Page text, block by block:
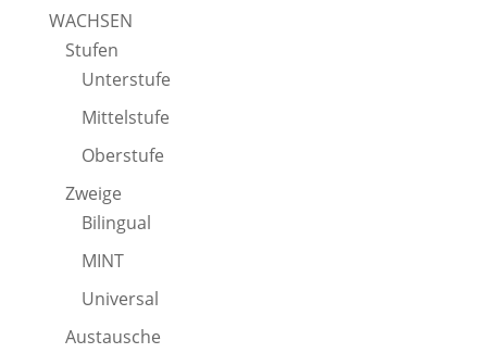
WACHSEN
Stufen
Unterstufe
Mittelstufe
Oberstufe
Zweige
Bilingual
MINT
Universal
Austausche